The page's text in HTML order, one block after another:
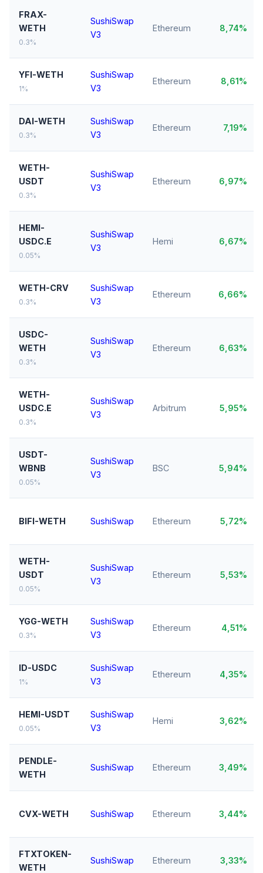
FRAX-
WETH
0.3%
SushiSwap
V3
Ethereum 8,74%
YFI-WETH
1%
SushiSwap
V3
Ethereum 8,61%
DAI-WETH
0.3%
SushiSwap
V3
Ethereum 7,19%
WETH-
USDT
0.3%
SushiSwap
V3
Ethereum 6,97%
HEMI-
USDC.E
0.05%
SushiSwap
V3
Hemi 6,67%
WETH-CRV
0.3%
SushiSwap
V3
Ethereum 6,66%
USDC-
WETH
0.3%
SushiSwap
V3
Ethereum 6,63%
WETH-
USDC.E
0.3%
SushiSwap
V3
Arbitrum 5,95%
USDT-
WBNB
0.05%
SushiSwap
V3
BSC 5,94%
BIFI-WETH SushiSwap Ethereum 5,72%
WETH-
USDT
0.05%
SushiSwap
V3
Ethereum 5,53%
YGG-WETH
0.3%
SushiSwap
V3
Ethereum 4,51%
ID-USDC
1%
SushiSwap
V3
Ethereum 4,35%
HEMI-USDT
0.05%
SushiSwap
V3
Hemi 3,62%
PENDLE-
WETH
SushiSwap Ethereum 3,49%
CVX-WETH SushiSwap Ethereum 3,44%
FTXTOKEN-
WETH
SushiSwap Ethereum 3,33%